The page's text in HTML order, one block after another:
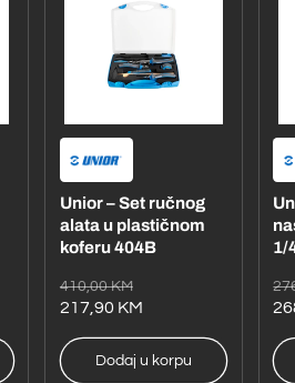
Unior – Set ručnog
alata u plastičnom
koferu 404B
Redovna
cijena
410,00 KM
Akcijska
cijena
217,90 KM
Dodaj u korpu
1/